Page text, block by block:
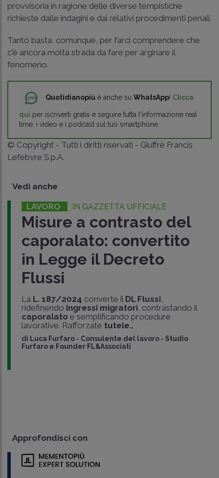
provvisoria in ragione delle diverse tempistiche
richieste dalle indagini e dai relativi procedimenti penali.
Tanto basta, comunque, per farci comprendere che
c'è ancora molta strada da fare per arginare il
fenomeno.
Quotidianopiù è anche su WhatsApp! Clicca
qui per iscriverti gratis e seguire tutta l'informazione real
time, i video e i podcast sul tuo smartphone.
© Copyright - Tutti i diritti riservati - Giuffrè Francis
Lefebvre S.p.A.
Vedi anche
LAVORO IN GAZZETTA UFFICIALE
Misure a contrasto del
caporalato: convertito
in Legge il Decreto
Flussi
La L. 187/2024 converte il DL Flussi,
ridefinendo ingressi migratori, contrastando il
caporalatoe semplificando procedure
lavorative. Rafforzate tutele..
di Luca Furfaro - Consulente del lavoro - Studio
Furfaro e Founder FL&Associati
Approfondisci con